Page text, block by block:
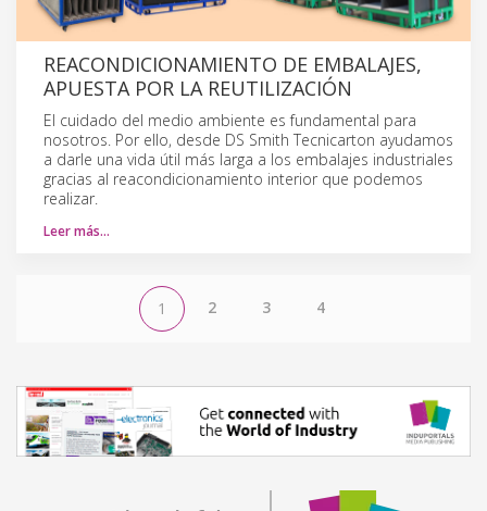
REACONDICIONAMIENTO DE EMBALAJES,
APUESTA POR LA REUTILIZACIÓN
El cuidado del medio ambiente es fundamental para
nosotros. Por ello, desde DS Smith Tecnicarton ayudamos
a darle una vida útil más larga a los embalajes industriales
gracias al reacondicionamiento interior que podemos
realizar.
Leer más…
1 2 3 4